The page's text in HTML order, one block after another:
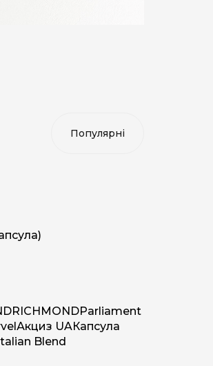
RICHMONDParliament
Акциз UAКапсула
Blend